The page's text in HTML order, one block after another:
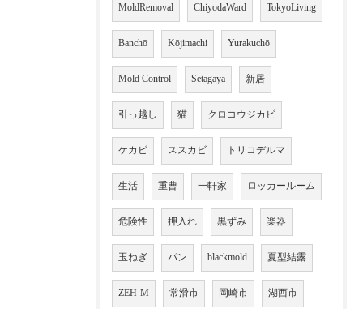
MoldRemoval ChiyodaWard TokyoLiving
Banchō Kōjimachi Yurakuchō
Mold Control Setagaya 新居
引っ越し 猫 クロコウジカビ
ケカビ ススカビ トリコデルマ
生活 重曹 一軒家 ロッカールーム
危険性 押入れ 黒ずみ 楽器
玉ねぎ パン blackmold 夏型結露
ZEH-M 常滑市 岡崎市 湖西市